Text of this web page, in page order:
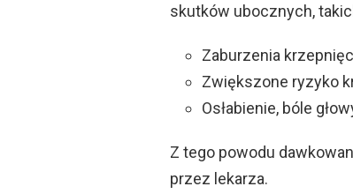
skutków ubocznych,
Zaburzenia
Zwiększone ryzyko
Osłabienie, bóle
Z tego powodu
przez lekarza.